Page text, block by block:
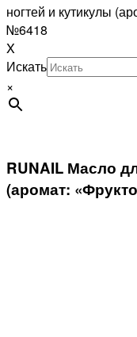
ногтей и кутикулы
№6418
X
Искать
×
RUNAIL Масло
(аромат: